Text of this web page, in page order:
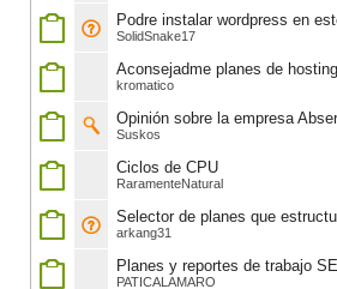
Podre instalar wordpress en
SolidSnake17
Aconsejadme planes de hosting
kromatico
Opinión sobre la empresa
Suskos
Ciclos de CPU
RaramenteNatural
Selector de planes que
arkang31
Planes y reportes de trabajo
PATICALAMARO